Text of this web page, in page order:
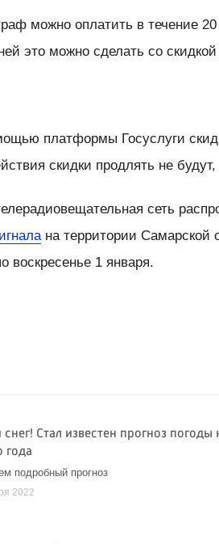
можно оплатить в течение
это можно сделать со
платформы Госуслуги
скидки продлять не
сеть
на территории Самарской
воскресенье 1 января.
снег! Стал известен прогноз
года
подробный прогноз
2022